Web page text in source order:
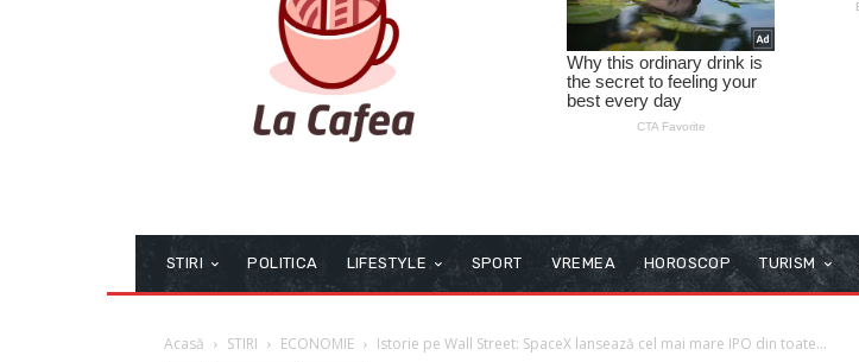
STIRI POLITICA LIFESTYLE SPORT VREMEA HOROSCOP TURISM
Acasă STIRI ECONOMIE Istorie pe Wall Street: SpaceX lansează cel mai mare IPO din toate...